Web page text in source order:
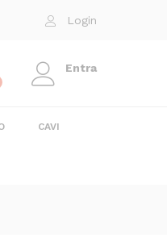
Login
Entra
CAVI
al carrello